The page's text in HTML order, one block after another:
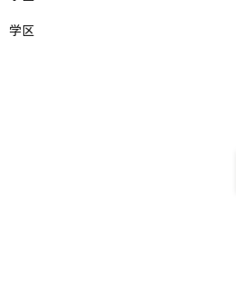
学区